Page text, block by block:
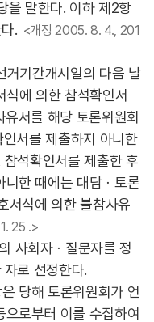
을 말한다. 이하 제2항
. <개정 2005. 8. 4., 201
기간개시일의 다음 날
에 의한 참석확인서
서를 해당 토론위원회
서를 제출하지 아니한
석확인서를 제출한 후
니한 때에는 대담ㆍ토론
서식에 의한 불참사유
25 .>
사회자ㆍ질문자를 정
로 선정한다.
당해 토론위원회가 언
로부터 이를 수집하여